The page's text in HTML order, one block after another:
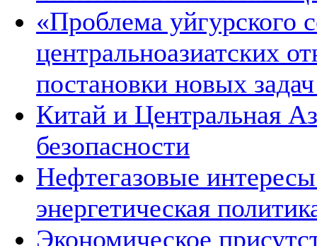
«Проблема уйгурского
центральноазиатских
постановки новых
Китай и Центральная
безопасности
Нефтегазовые
энергетическая
Экономическое